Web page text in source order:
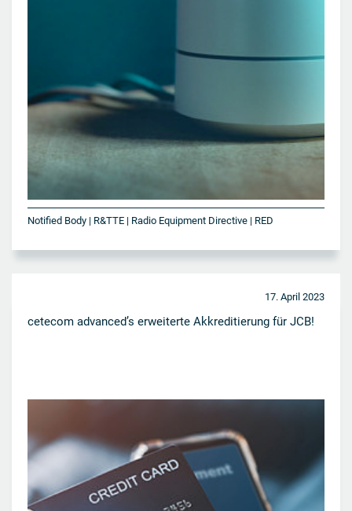
Notified Body | R&TTE | Radio Equipment Directive | RED
17. April 2023
cetecom advanced’s erweiterte Akkreditierung für JCB!